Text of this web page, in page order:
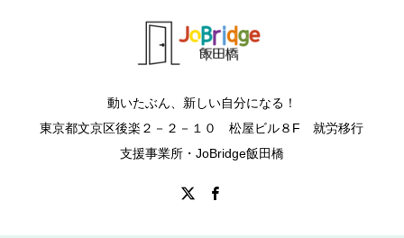
動いたぶん、新しい自分になる！
東京都文京区後楽２－２－１０ 松屋ビル８F 就労移行
支援事業所・JoBridge飯田橋